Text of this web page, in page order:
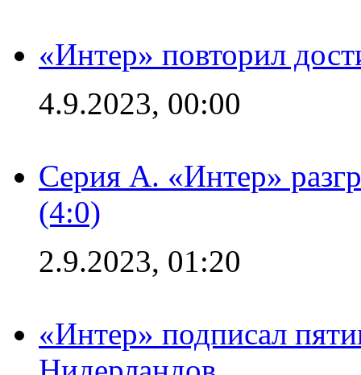
«Интер» повторил
4.9.2023, 00:00
Серия А. «Интер»
(4:0)
2.9.2023, 01:20
«Интер» подписал